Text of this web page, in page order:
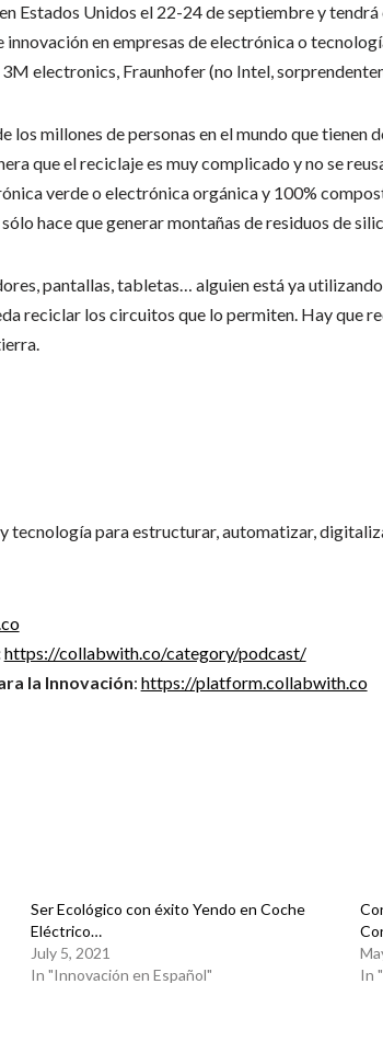
Estados Unidos el 22-24 de septiembre y
en empresas de electrónica o
electronics, Fraunhofer (no Intel,
los millones de personas en el mundo que tienen
que el reciclaje es muy complicado y no se
verde o electrónica orgánica y 100%
hace que generar montañas de residuos de
pantallas, tabletas… alguien está ya
reciclar los circuitos que lo permiten. Hay que
tecnología para estructurar, automatizar,
https://collabwith.co/category/podcast/
la Innovación: https://platform.collabwith.co
Ser Ecológico con éxito Yendo en Coche
Eléctrico…
July 5, 2021
In "Innovación en Español"
In